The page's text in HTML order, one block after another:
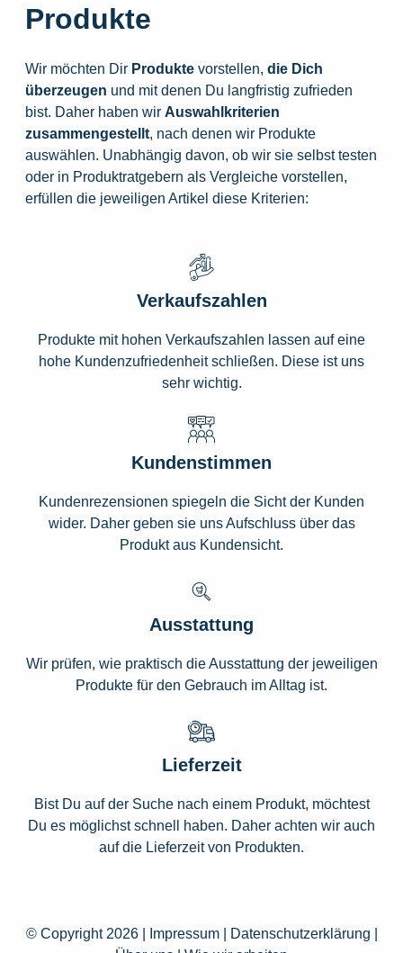
Produkte
Wir möchten Dir Produkte vorstellen, die Dich
überzeugen und mit denen Du langfristig zufrieden
bist. Daher haben wir Auswahlkriterien
zusammengestellt, nach denen wir Produkte
auswählen. Unabhängig davon, ob wir sie selbst testen
oder in Produktratgebern als Vergleiche vorstellen,
erfüllen die jeweiligen Artikel diese Kriterien:
Verkaufszahlen
Produkte mit hohen Verkaufszahlen lassen auf eine
hohe Kundenzufriedenheit schließen. Diese ist uns
sehr wichtig.
Kundenstimmen
Kundenrezensionen spiegeln die Sicht der Kunden
wider. Daher geben sie uns Aufschluss über das
Produkt aus Kundensicht.
Ausstattung
Wir prüfen, wie praktisch die Ausstattung der jeweiligen
Produkte für den Gebrauch im Alltag ist.
Lieferzeit
Bist Du auf der Suche nach einem Produkt, möchtest
Du es möglichst schnell haben. Daher achten wir auch
auf die Lieferzeit von Produkten.
© Copyright 2026 | Impressum| Datenschutzerklärung